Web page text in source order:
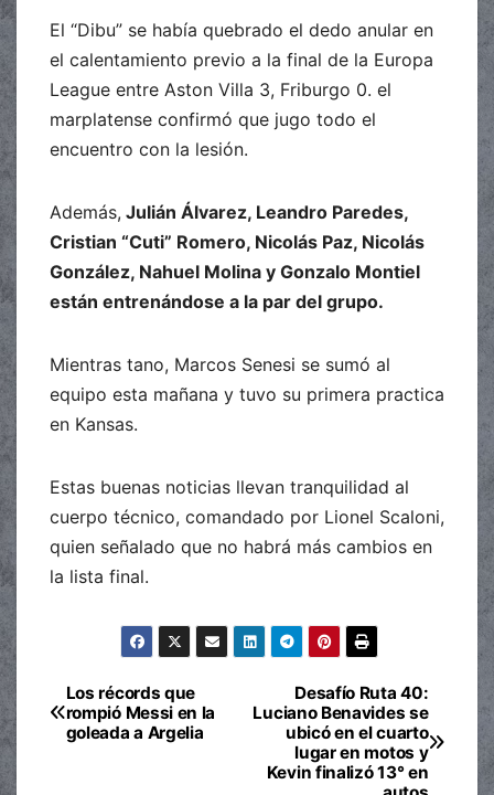
El “Dibu” se había quebrado el dedo anular en
el calentamiento previo a la final de la Europa
League entre Aston Villa 3, Friburgo 0. el
marplatense confirmó que jugo todo el
encuentro con la lesión.
Además, Julián Álvarez, Leandro Paredes,
Cristian “Cuti” Romero, Nicolás Paz, Nicolás
González, Nahuel Molina y Gonzalo Montiel
están entrenándose a la par del grupo.
Mientras tano, Marcos Senesi se sumó al
equipo esta mañana y tuvo su primera practica
en Kansas.
Estas buenas noticias llevan tranquilidad al
cuerpo técnico, comandado por Lionel Scaloni,
quien señalado que no habrá más cambios en
la lista final.
Navegación
de
Desafío Ruta 40:
Luciano Benavides se
ubicó en el cuarto
lugar en motos y
Kevin finalizó 13° en
Los récords que
rompió Messi en la
goleada a Argelia